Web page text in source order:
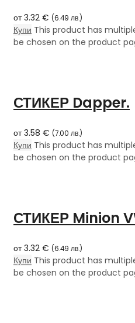
от3.32 € (6.49 лв.)
Купи This product has
be chosen on the product
СТИКЕР Dapper.
от3.58 € (7.00 лв.)
Купи This product has
be chosen on the product
СТИКЕР Minion
от3.32 € (6.49 лв.)
Купи This product has
be chosen on the product